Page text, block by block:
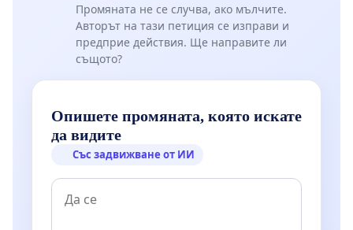
Промяната не се случва, ако мълчите.
Авторът на тази петиция се изправи и
предприе действия. Ще направите ли
същото?
Опишете промяната, която искате
да видите
Със задвижване от ИИ